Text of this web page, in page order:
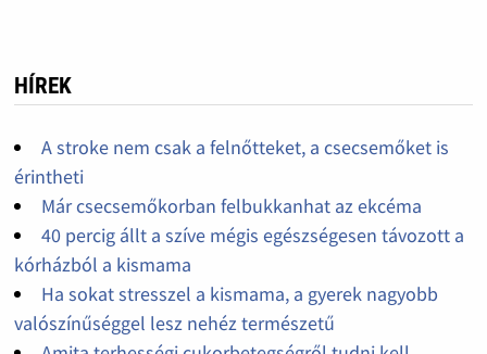
HÍREK
A stroke nem csak a felnőtteket, a csecsemőket is
érintheti
Már csecsemőkorban felbukkanhat az ekcéma
40 percig állt a szíve mégis egészségesen távozott a
kórházból a kismama
Ha sokat stresszel a kismama, a gyerek nagyobb
valószínűséggel lesz nehéz természetű